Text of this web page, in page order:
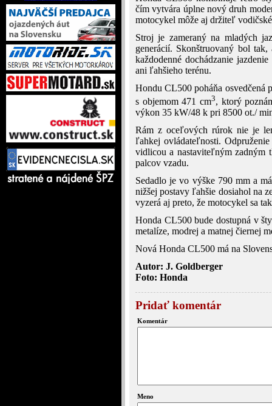
čím vytvára úplne nový druh
motocykel môže aj držiteľ
Stroj je zameraný na mladých
generácií. Skonštruovaný bol
každodenné dochádzanie
ani ľahšieho terénu.
Hondu CL500 poháňa osvedčená
s objemom 471 cm3, ktorý
výkon 35 kW/48 k pri 8500 ot./
Rám z oceľových rúrok nie je
ľahkej ovládateľnosti.
vidlicou a nastaviteľným zadným
palcov vzadu.
Sedadlo je vo výške 790 mm a
nižšej postavy ľahšie dosiahol na
vyzerá aj preto, že motocykel sa
Honda CL500 bude dostupná v
metalíze, modrej a matnej čiernej
Nová Honda CL500 má na
Autor: J. Goldberger
Foto: Honda
Pridať komentár
Komentár
Meno